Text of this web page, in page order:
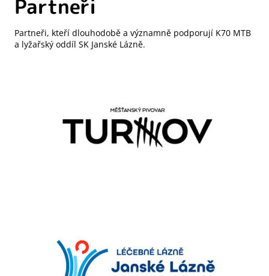
Partneři
Partneři, kteří dlouhodobě a významně podporují K70 MTB
a lyžařský oddíl SK Janské Lázně.